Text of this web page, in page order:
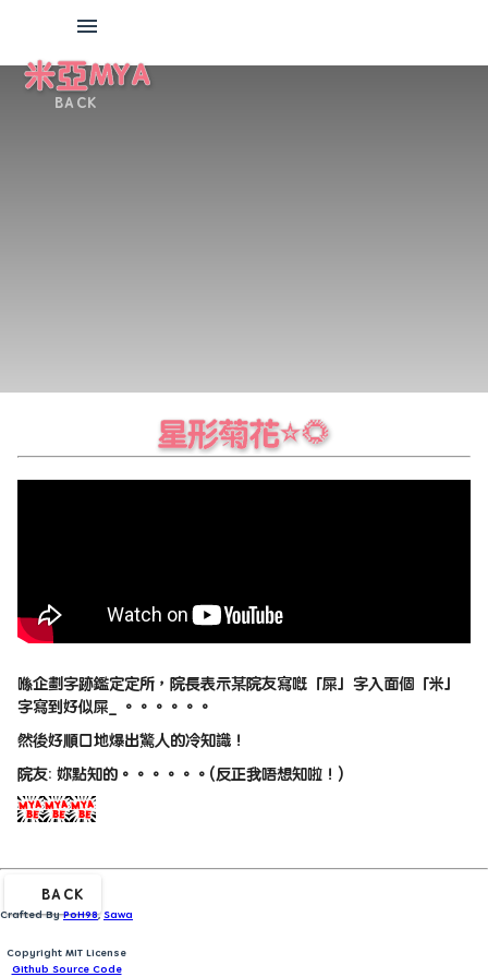
米亞MYA
BACK
星形菊花⭐🌻
喺企劃字跡鑑定定所﹐院長表示某院友寫嘅「屎」字入面個「米」
字寫到好似屎_ 。。。。。。
然後好順口地爆出驚人的冷知識！
院友: 妳點知的。。。。。。(反正我唔想知啦！)
BACK
Crafted ByPoH98,Sawa
Copyright MIT License
Github Source Code